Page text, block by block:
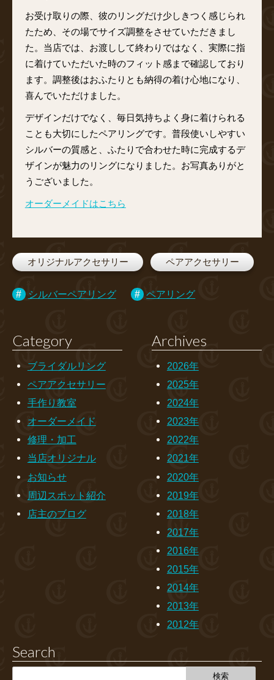
お受け取りの際、彼のリングだけ少しきつく感じられ
たため、その場でサイズ調整をさせていただきまし
た。当店では、お渡しして終わりではなく、実際に指
に着けていただいた時のフィット感まで確認しており
ます。調整後はおふたりとも納得の着け心地になり、
喜んでいただけました。
デザインだけでなく、毎日気持ちよく身に着けられる
ことも大切にしたペアリングです。普段使いしやすい
シルバーの質感と、ふたりで合わせた時に完成するデ
ザインが魅力のリングになりました。お写真ありがと
うございました。
オーダーメイドはこちら
オリジナルアクセサリー ペアアクセサリー
シルバーペアリング ペアリング
Category
ブライダルリング
ペアアクセサリー
手作り教室
オーダーメイド
修理・加工
当店オリジナル
お知らせ
周辺スポット紹介
店主のブログ
Archives
2026年
2025年
2024年
2023年
2022年
2021年
2020年
2019年
2018年
2017年
2016年
2015年
2014年
2013年
2012年
Search